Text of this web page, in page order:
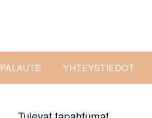
PALAUTE YHTEYSTIEDOT